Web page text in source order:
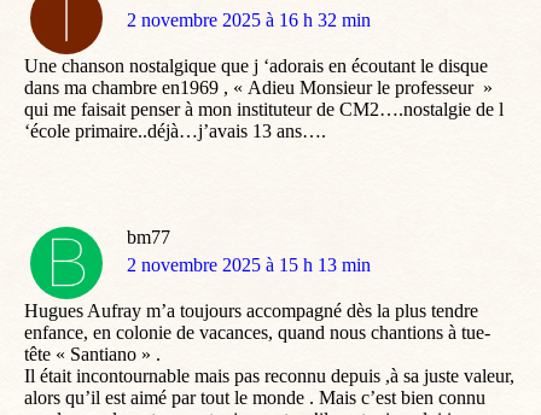
dit
2 novembre 2025 à 16 h 32 min
Une chanson nostalgique que j ‘adorais en écoutant le disque
dans ma chambre en1969 , « Adieu Monsieur le professeur »
qui me faisait penser à mon instituteur de CM2….nostalgie de l
‘école primaire..déjà…j’avais 13 ans….
bm77
dit
2 novembre 2025 à 15 h 13 min
Hugues Aufray m’a toujours accompagné dès la plus tendre
enfance, en colonie de vacances, quand nous chantions à tue-
tête « Santiano » .
Il était incontournable mais pas reconnu depuis ,à sa juste valeur,
alors qu’il est aimé par tout le monde . Mais c’est bien connu